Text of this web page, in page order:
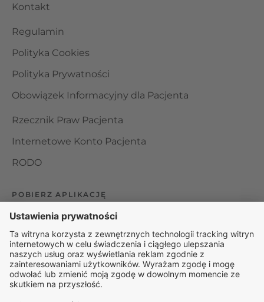
Kontakt
Regulamin
Polityka Cookies
Polityka Prywatności
Obowiązek Informacyjny dla Pacjenta
Rzecznik Praw Pacjenta
Internetowe Konto Pacjenta
RODO
POBIERZ APLIKACJĘ
Organizator udzielania świadczeń telemedycznych jest
podmiotem leczniczym w rozumieniu ustawy z dnia 15
kwietnia 2011 roku o działalności leczniczej, wpisanym do
rejestru podmiotów wykonujących działalność leczniczą pod